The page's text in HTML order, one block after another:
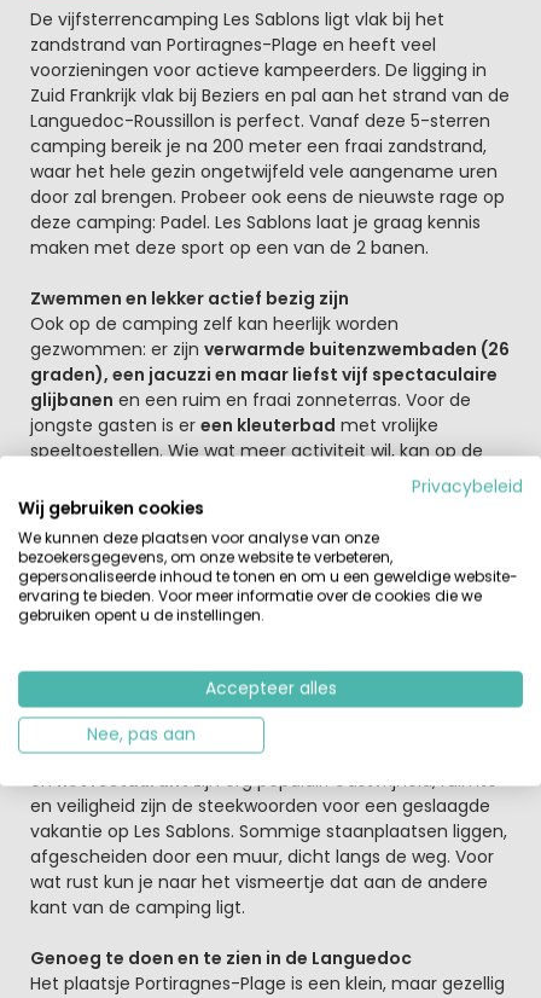
Beschrijving
De vijfsterrencamping Les Sablons ligt vlak bij het
zandstrand van Portiragnes-Plage en heeft veel
voorzieningen voor actieve kampeerders. De ligging in
Zuid Frankrijk vlak bij Beziers en pal aan het strand van de
Languedoc-Roussillon is perfect. Vanaf deze 5-sterren
camping bereik je na 200 meter een fraai zandstrand,
waar het hele gezin ongetwijfeld vele aangename uren
door zal brengen. Probeer ook eens de nieuwste rage op
deze camping: Padel. Les Sablons laat je graag kennis
maken met deze sport op een van de 2 banen.
Zwemmen en lekker actief bezig zijn
Ook op de camping zelf kan heerlijk worden
gezwommen: er zijn verwarmde buitenzwembaden (26
graden), een jacuzzi en maar liefst vijf spectaculaire
glijbanen en een ruim en fraai zonneterras. Voor de
jongste gasten is er een kleuterbad met vrolijke
speeltoestellen. Wie wat meer activiteit wil, kan op de
camping bijvoorbeeld tennissen of volleyballen.
Camping Les Sablons heeft drie speeltuinen, een
multisport- en een boogschietterrein. Verder vind je voor
de minder zonnige dagen ook eenoverdekt zwembad
op deze fijne kindvriendelijke camping. Kinderen onder
de 1,30 m moeten onder begeleiding van een
volwassene de glijbanen af.
Voor de kinderen (tussen 5 en 10 jaar) worden diverse
sporttoernooien en andere gezellige activiteiten
georganiseerd. Maar wees gerust: niet alleen de
sportievelingen komen hier aan hun trekken: ook de bar
enhet restaurantzijn erg populair. Gastvrijheid, ruimte
en veiligheid zijn de steekwoorden voor een geslaagde
vakantie op Les Sablons. Sommige staanplaatsen liggen,
afgescheiden door een muur, dicht langs de weg. Voor
wat rust kun je naar het vismeertje dat aan de andere
kant van de camping ligt.
Genoeg te doen en te zien in de Languedoc
Het plaatsje Portiragnes-Plage is een klein, maar gezellig
Privacybeleid
Wij gebruiken cookies
We kunnen deze plaatsen voor analyse van onze
bezoekersgegevens, om onze website te verbeteren,
gepersonaliseerde inhoud te tonen en om u een geweldige website-
ervaring te bieden. Voor meer informatie over de cookies die we
gebruiken opent u de instellingen.
Accepteer alles
Nee, pas aan